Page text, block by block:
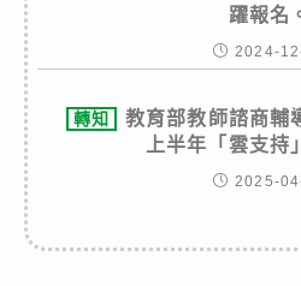
躍報名
2024-
轉知
教育部教師諮商輔
上半年「雲支持
2025-